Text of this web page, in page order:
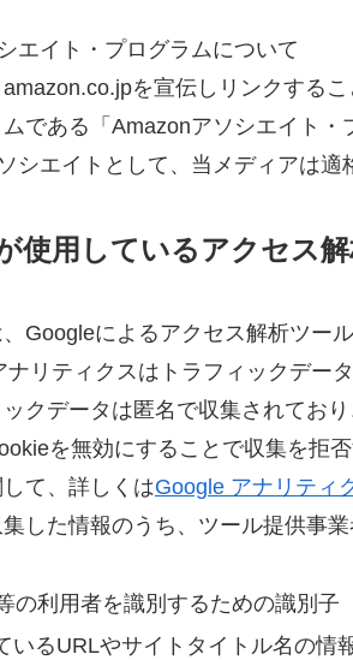
エイト・プログラムについて
を宣伝しリンクする
である「Amazonアソシエイト・
シエイトとして、当メディアは適
使用しているアクセス
Googleによるアクセス解析ツー
ナリティクスはトラフィックデー
クデータは匿名で収集されてお
を無効にすることで収集を拒
て、詳しくはGoogle アナリティ
した情報のうち、ツール提供事
の利用者を識別するための識別子
いるURLやサイトタイトル名の情